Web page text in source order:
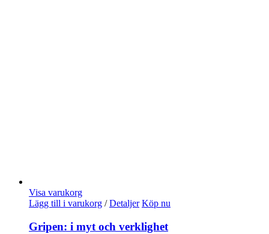
Visa varukorg
Lägg till i varukorg / Detaljer Köp nu
Gripen: i myt och verklighet